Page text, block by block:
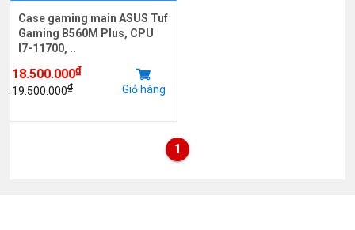
Case gaming main ASUS Tuf
Gaming B560M Plus, CPU
I7-11700, ..
18.500.000₫
19.500.000₫ Giỏ hàng
1